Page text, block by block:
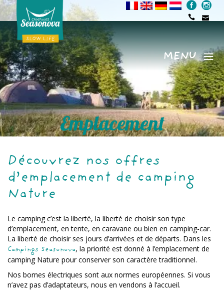
Menu
MENU
Emplacement
Découvrez nos offres
d’emplacement de camping
Nature
Le camping c’est la liberté, la liberté de choisir son type
d’emplacement, en tente, en caravane ou bien en camping-car.
La liberté de choisir ses jours d’arrivées et de départs. Dans les
Campings Seasonova, la priorité est donné à l’emplacement de
camping Nature pour conserver son caractère traditionnel.
Nos bornes électriques sont aux normes européennes. Si vous
n’avez pas d’adaptateurs, nous en vendons à l’accueil.